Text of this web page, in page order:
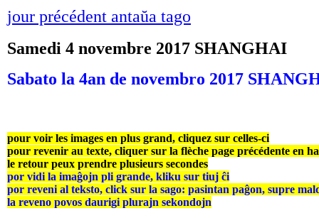
jour précédent antaŭa tago
Samedi 4 novembre 2017 SHANGHAI
Sabato la 4an de novembro 2017
pour voir les images en plus grand, cliquez sur celles-ci
pour revenir au texte, cliquer sur la flèche page précédente en
le retour peux prendre plusieurs secondes
por vidi la imaĝojn pli grande, kliku sur tiuj ĉi
por reveni al teksto, click sur la sago: pasintan paĝon, supre
la reveno povos daurigi plurajn sekondojn